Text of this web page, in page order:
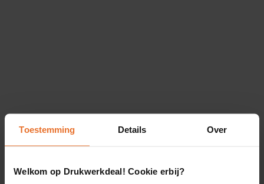
Toestemming Details Over
Welkom op Drukwerkdeal! Cookie erbij?